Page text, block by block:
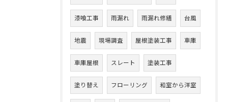
漆喰工事 雨漏れ 雨漏れ修繕 台風
地震 現場調査 屋根塗装工事 車庫
車庫屋根 スレート 塗装工事
塗り替え フローリング 和室から洋室